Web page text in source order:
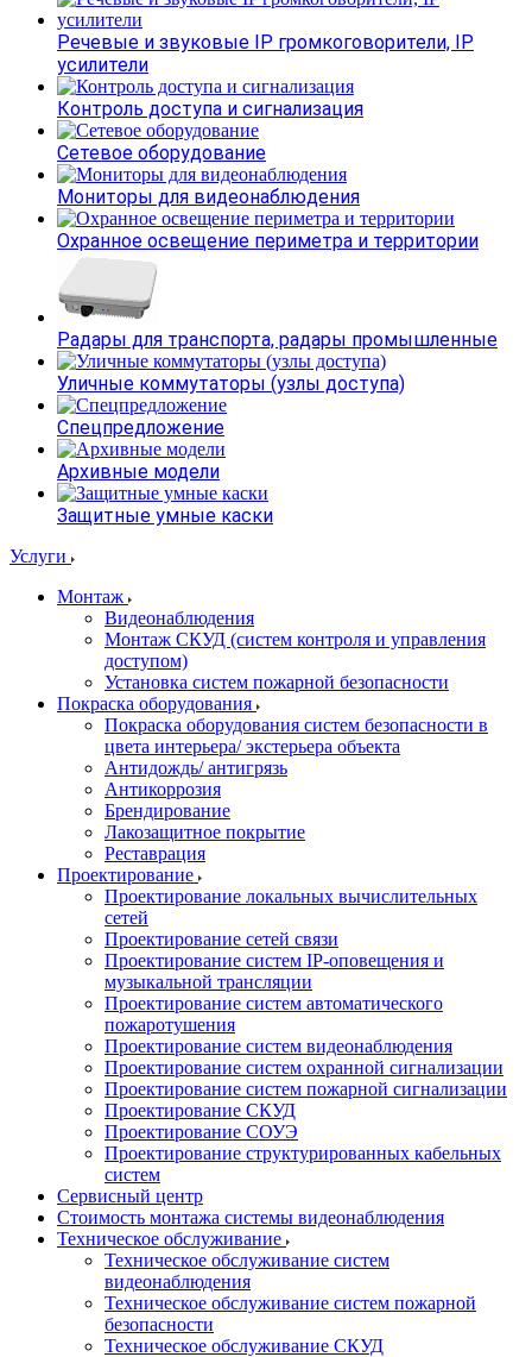
Речевые и звуковые IP громкоговорители, IP
усилители
Контроль доступа и сигнализация
Сетевое оборудование
Мониторы для видеонаблюдения
Охранное освещение периметра и территории
Радары для транспорта, радары промышленные
Уличные коммутаторы (узлы доступа)
Спецпредложение
Архивные модели
Защитные умные каски
Услуги
Монтаж
Видеонаблюдения
Монтаж СКУД (систем контроля и управления
доступом)
Установка систем пожарной безопасности
Покраска оборудования
Покраска оборудования систем безопасности в
цвета интерьера/ экстерьера объекта
Антидождь/ антигрязь
Антикоррозия
Брендирование
Лакозащитное покрытие
Реставрация
Проектирование
Проектирование локальных вычислительных
сетей
Проектирование сетей связи
Проектирование систем IP-оповещения и
музыкальной трансляции
Проектирование систем автоматического
пожаротушения
Проектирование систем видеонаблюдения
Проектирование систем охранной сигнализации
Проектирование систем пожарной сигнализации
Проектирование СКУД
Проектирование СОУЭ
Проектирование структурированных кабельных
систем
Сервисный центр
Стоимость монтажа системы видеонаблюдения
Техническое обслуживание
Техническое обслуживание систем
видеонаблюдения
Техническое обслуживание систем пожарной
безопасности
Техническое обслуживание СКУД